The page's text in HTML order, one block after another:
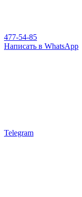
477-54-85
Написать в WhatsApp
Telegram